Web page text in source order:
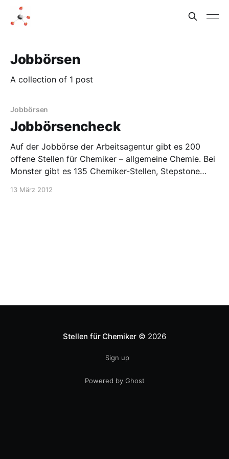
Jobbörsen
A collection of 1 post
Jobbörsen
Jobbörsencheck
Auf der Jobbörse der Arbeitsagentur gibt es 200
offene Stellen für Chemiker – allgemeine Chemie. Bei
Monster gibt es 135 Chemiker-Stellen, Stepstone
13 März 2012
Stellen für Chemiker © 2026
Sign up
Powered by Ghost